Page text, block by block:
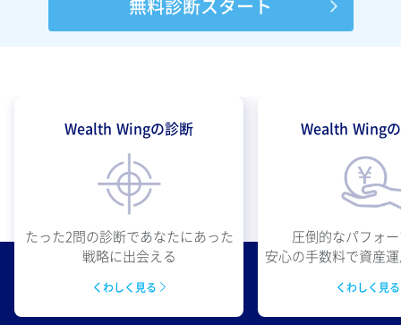
無料診断スタート
Wealth Wingの診断
たった2問の診断であなたにあった
戦略に出会える
くわしく見る
Wealth Wing
圧倒的なパフォ
安心の手数料で資産
くわしく見